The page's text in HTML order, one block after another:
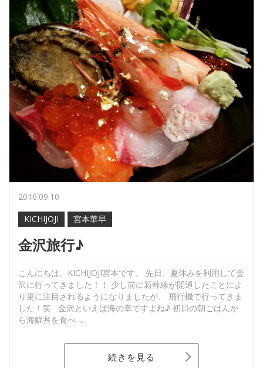
2016.09.10
KICHIJOJI
宮本華早
金沢旅行♪
こんにちは。KICHIJOJI宮本です。 先日、夏休みを利用して金
沢に行ってきました！！ 少し前に新幹線が開通したことによ
り更に注目されるようになりましたが、 飛行機で行ってきま
した！笑 金沢といえば海の幸ですよね♪ 初日の朝ごはんか
ら海鮮丼を食べ ...
続きを見る